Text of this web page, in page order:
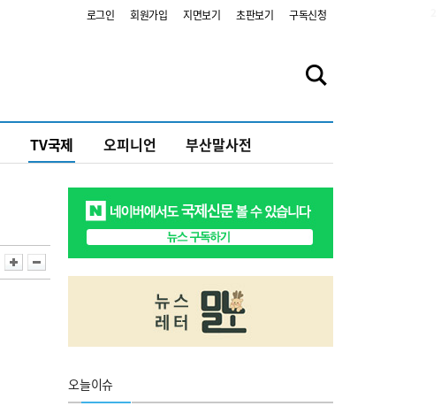
로그인 회원가입 지면보기 초판보기 구독신청
TV국제 오피니언 부산말사전
오늘이슈